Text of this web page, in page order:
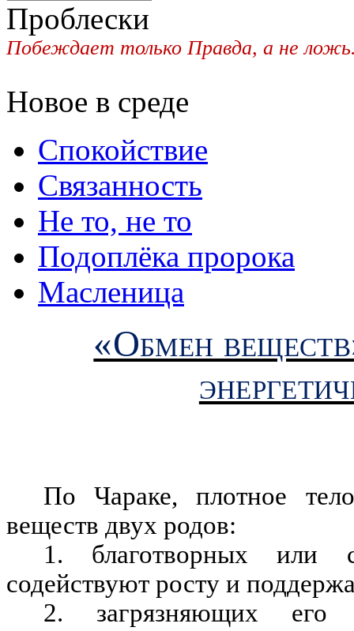
Проблески
Побеждает только Правда, а не
Новое в среде
Спокойствие
Связанность
Не то, не то
Подоплёка пророка
Масленица
«Обмен
По Чараке, плотное
веществ двух родов:
1. благотворных или
содействуют росту и
2. загрязняющих